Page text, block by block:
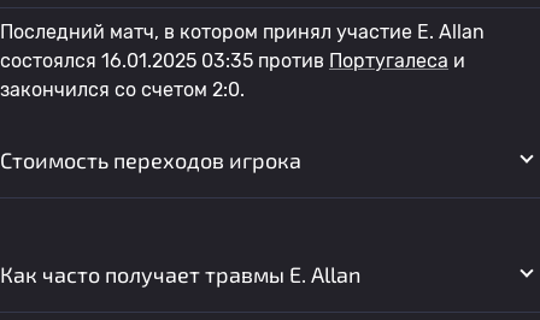
Последний матч, в котором принял участие E. Allan
состоялся 16.01.2025 03:35 против Португалеса и
закончился со счетом 2:0.
Стоимость переходов игрока
Как часто получает травмы E. Allan